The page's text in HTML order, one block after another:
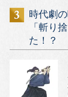
時代劇
「斬り
た！？